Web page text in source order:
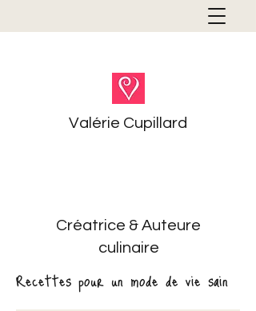
Valérie Cupillard
Créatrice & Auteure
culinaire
Recettes pour un mode de vie sain